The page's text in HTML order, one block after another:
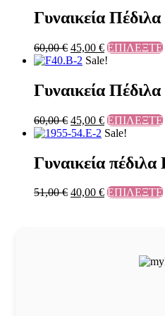
Γυναικεία
60,00€ 45,00 € ΕΠΙΛΕΞΤΕ
Sale!
Γυναικεία
60,00€ 45,00 € ΕΠΙΛΕΞΤΕ
Sale!
Γυναικεία
51,00€ 40,00 € ΕΠΙΛΕΞΤΕ